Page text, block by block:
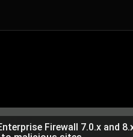
Firewall 7.0.x and